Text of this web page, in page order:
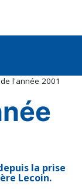
l'année 2001
la prise
Lecoin.